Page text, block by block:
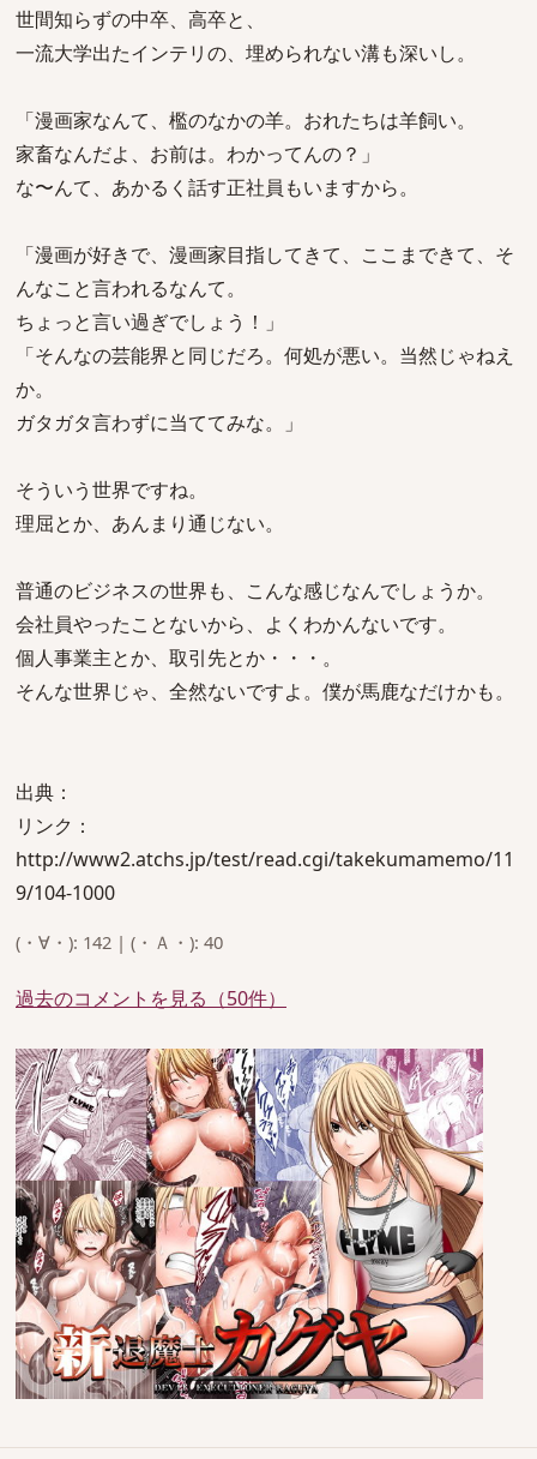
世間知らずの中卒、高卒と、
一流大学出たインテリの、埋められない溝も深いし。
「漫画家なんて、檻のなかの羊。おれたちは羊飼い。
家畜なんだよ、お前は。わかってんの？」
な〜んて、あかるく話す正社員もいますから。
「漫画が好きで、漫画家目指してきて、ここまできて、そ
んなこと言われるなんて。
ちょっと言い過ぎでしょう！」
「そんなの芸能界と同じだろ。何処が悪い。当然じゃねえ
か。
ガタガタ言わずに当ててみな。」
そういう世界ですね。
理屈とか、あんまり通じない。
普通のビジネスの世界も、こんな感じなんでしょうか。
会社員やったことないから、よくわかんないです。
個人事業主とか、取引先とか・・・。
そんな世界じゃ、全然ないですよ。僕が馬鹿なだけかも。
出典：
リンク：
http://www2.atchs.jp/test/read.cgi/takekumamemo/11
9/104-1000
(・∀・): 142 | (・Ａ・): 40
過去のコメントを見る（50件）